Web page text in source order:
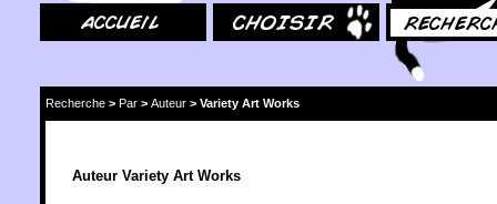
Recherche > Par > Auteur > Variety Art Works
Auteur Variety Art Works